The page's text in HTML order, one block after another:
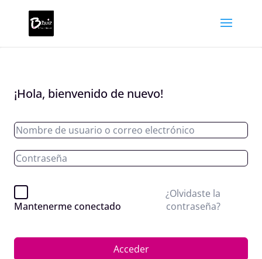
¡Hola, bienvenido de nuevo!
Mantenerme conectado
¿Olvidaste la
contraseña?
Acceder